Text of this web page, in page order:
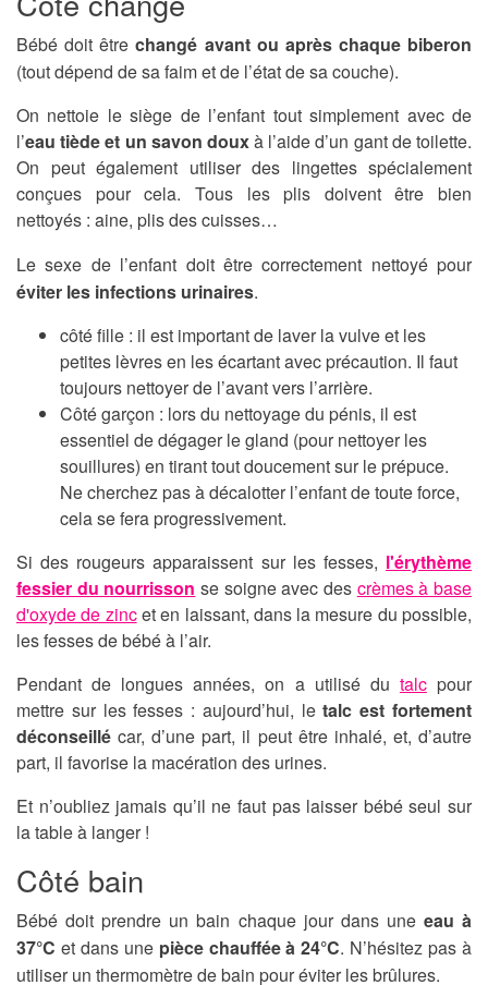
Bébé doit êtrechangé avant ou après chaque biberon
(tout dépend de sa faim et de l’état de sa couche).
On nettoie le siège de l’enfant tout simplement avec de
l’eau tiède et un savon douxà l’aide d’un gant de toilette.
On peut également utiliser des lingettes spécialement
conçues pour cela. Tous les plis doivent être bien
nettoyés : aine, plis des cuisses…
Le sexe de l’enfant doit être correctement nettoyé pour
éviter les infections urinaires.
côté fille : il est important de laver la vulve et les
petites lèvres en les écartant avec précaution. Il faut
toujours nettoyer de l’avant vers l’arrière.
Côté garçon : lors du nettoyage du pénis, il est
essentiel de dégager le gland (pour nettoyer les
souillures) en tirant tout doucement sur le prépuce.
Ne cherchez pas à décalotter l’enfant de toute force,
cela se fera progressivement.
Si des rougeurs apparaissent sur les fesses, l'érythème
fessier du nourrisson se soigne avec des crèmes à base
d'oxyde de zincet en laissant, dans la mesure du possible,
les fesses de bébé à l’air.
Pendant de longues années, on a utilisé du talcpour
mettre sur les fesses : aujourd’hui, letalc est fortement
déconseillé car, d’une part, il peut être inhalé, et, d’autre
part, il favorise la macération des urines.
Et n’oubliez jamais qu’il ne faut pas laisser bébé seul sur
la table à langer !
Côté bain
Bébé doit prendre un bain chaque jour dans une eau à
37°C et dans une pièce chauffée à 24°C. N’hésitez pas à
utiliser un thermomètre de bain pour éviter les brûlures.